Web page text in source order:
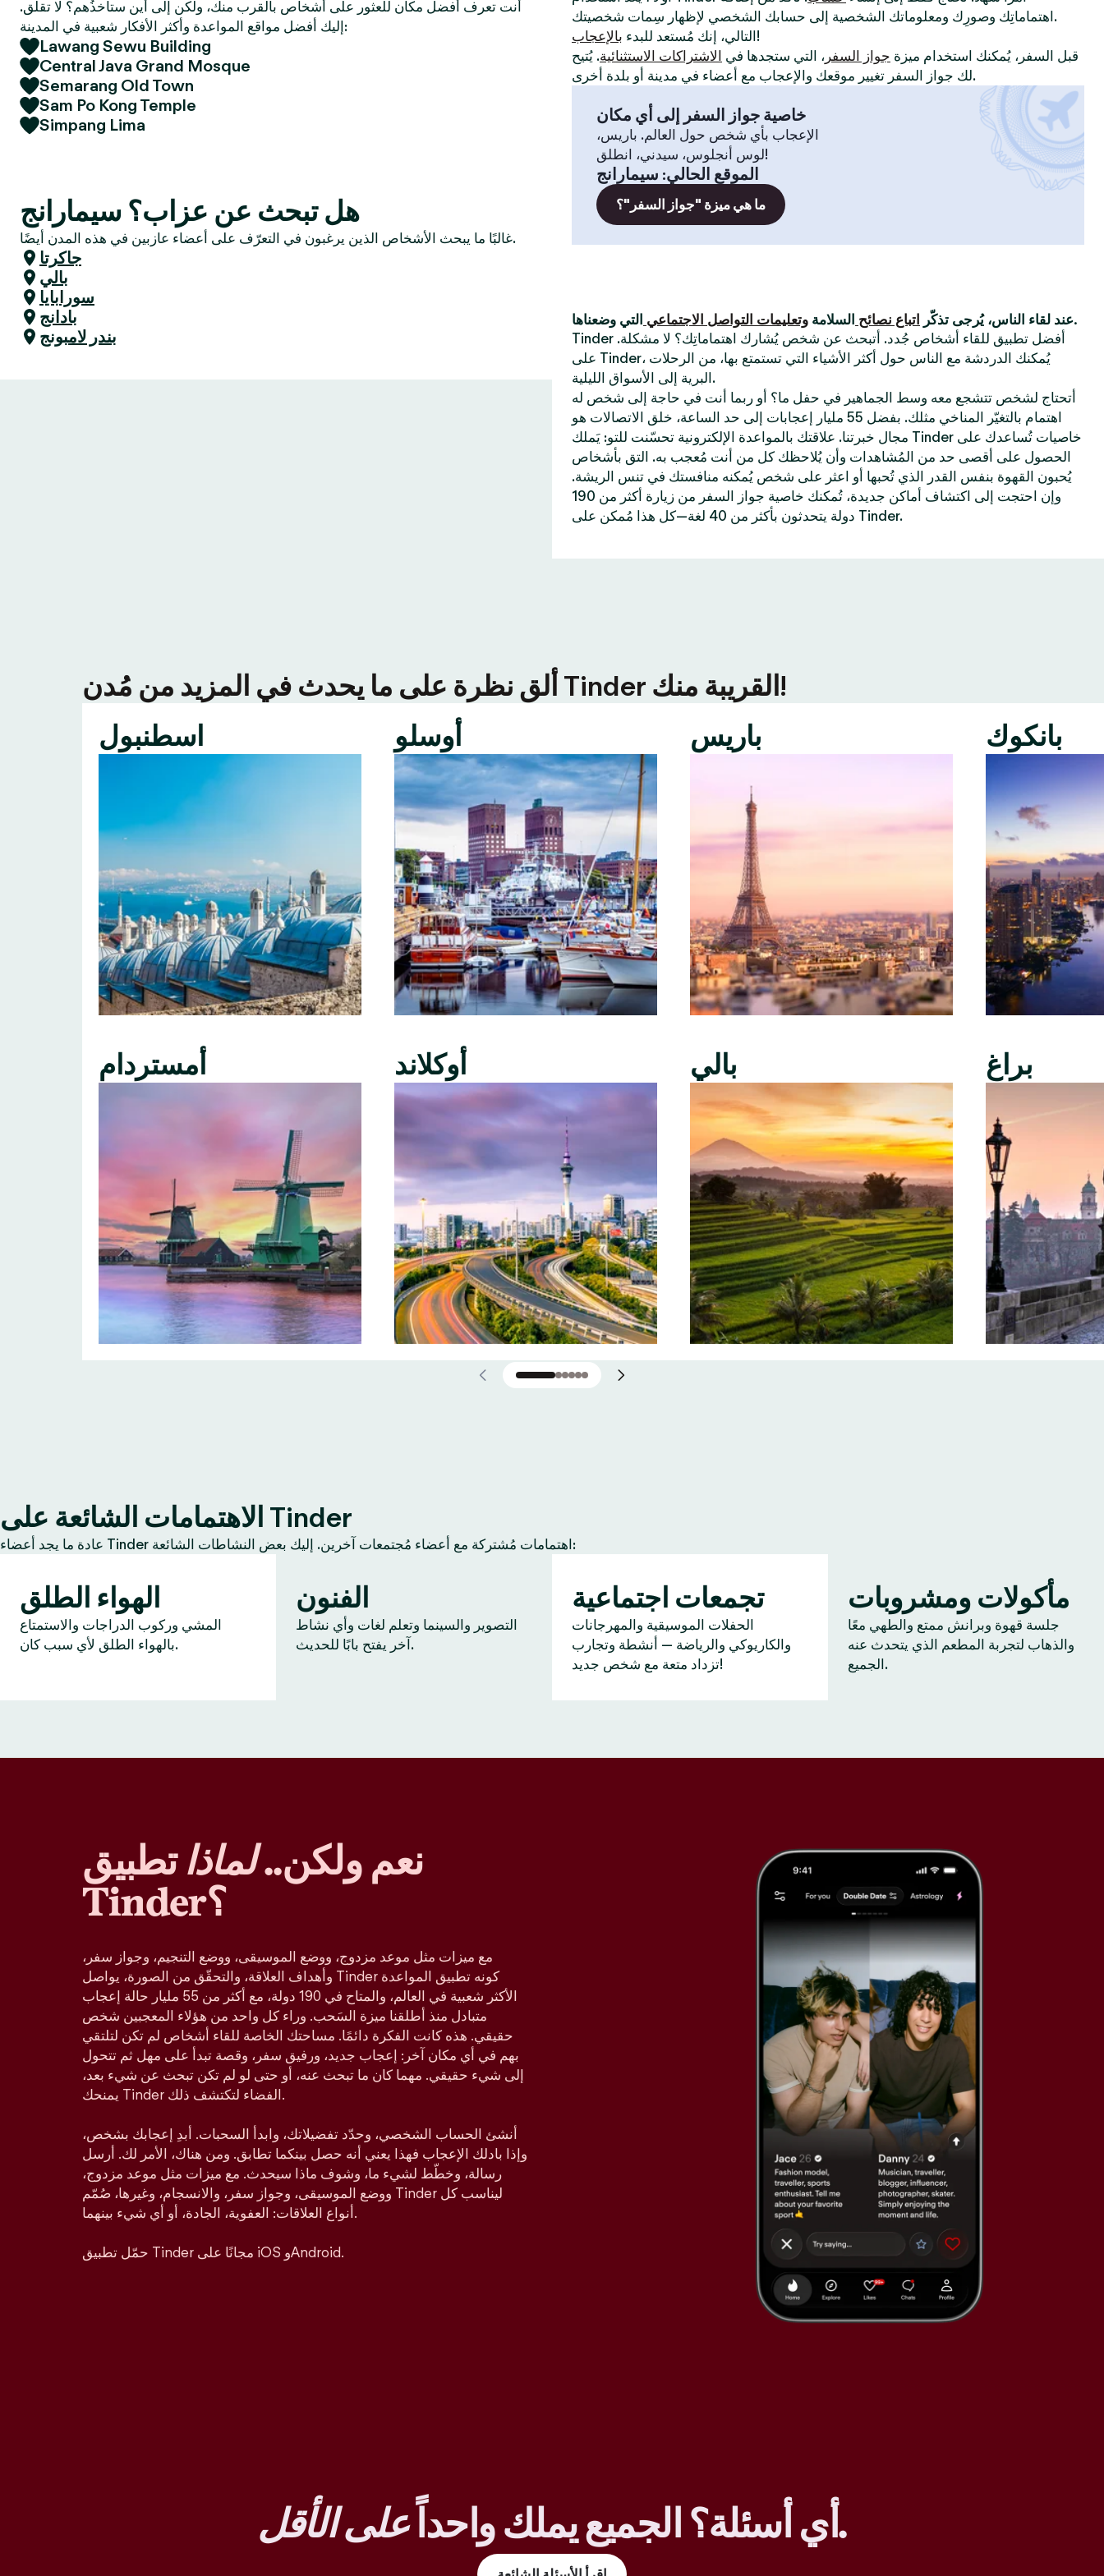
e
r
أنت تعرف أفضل مكان للعثور على أشخاص بالقرب منك، ولكن إلى أين ستأخذُهم؟ لا تقلق.
إليك أفضل مواقع المواعدة وأكثر الأفكار شعبية في المدينة:
Lawang Sewu Building
Central Java Grand Mosque
Semarang Old Town
Sam Po Kong Temple
Simpang Lima
هل تبحث عن عزاب؟ سيمارانج
غالبًا ما يبحث الأشخاص الذين يرغبون في التعرّف على أعضاء عازبين في هذه المدن أيضًا.
جاكرتا
بالي
سورابايا
بادانج
بندر لامبونج
اهتماماتِك وصورِك ومعلوماتك الشخصية إلى حسابك الشخصي لإظهار سِمات شخصيتك.
التالي، إنك مُستعد للبدء بالإعجاب
!
قبل السفر، يُمكنك استخدام ميزة جواز السفر ، التي ستجدها في الاشتراكات الاستثنائية. يُتيح
لك جواز السفر تغيير موقعك والإعجاب مع أعضاء في مدينة أو بلدة أخرى.
خاصية جواز السفر إلى أي مكان
الإعجاب بأي شخص حول العالم. باريس،
لوس أنجلوس، سيدني، انطلق!
الموقع الحالي: سيمارانج
ما هي ميزة "جواز السفر"؟
عند لقاء الناس، يُرجى تذكّر اتباع نصائح السلامة وتعليمات التواصل الاجتماعي
التي وضعناها.
Tinder أفضل تطبيق للقاء أشخاص جُدد. أتبحث عن شخص يُشارك اهتماماتِك؟ لا مشكلة.
على Tinder، يُمكنك الدردشة مع الناس حول أكثر الأشياء التي تستمتع بها، من الرحلات
البرية إلى الأسواق الليلية.
أتحتاج لشخص تتشجع معه وسط الجماهير في حفل ما؟ أو ربما أنت في حاجة إلى شخص له
اهتمام بالتغيّر المناخي مثلك. بفضل 55 مليار إعجابات إلى حد الساعة، خلق الاتصالات هو
مجال خبرتنا. علاقتك بالمواعدة الإلكترونية تحسّنت للتو: يَملك Tinder خاصيات تُساعدك على
الحصول على أقصى حد من المُشاهدات وأن يُلاحظك كل من أنت مُعجب به. التق بأشخاص
يُحبون القهوة بنفس القدر الذي تُحبها أو اعثر على شخص يُمكنه منافستك في تنس الريشة.
وإن احتجت إلى اكتشاف أماكن جديدة، تُمكنك خاصية جواز السفر من زيارة أكثر من 190
دولة يتحدثون بأكثر من 40 لغة—كل هذا مُمكن على Tinder.
ألقِ نظرة على ما يحدث في المزيد من مُدن Tinder القريبة منك!
اسطنبول
أمستردام
أوسلو
أوكلاند
باريس
بالي
بانكوك
براغ
الاهتمامات الشائعة على Tinder
عادة ما يجد أعضاء Tinder اهتمامات مُشتركة مع أعضاء مُجتمعات آخرين. إليك بعض النشاطات الشائعة:
الهواء الطلق
المشي وركوب الدراجات والاستمتاع
بالهواء الطلق لأي سبب كان.
الفنون
التصوير والسينما وتعلم لغات وأي نشاط
آخر يفتح بابًا للحديث.
تجمعات اجتماعية
الحفلات الموسيقية والمهرجانات
والكاريوكي والرياضة — أنشطة وتجارب
تزداد متعة مع شخص جديد!
مأكولات ومشروبات
جلسة قهوة وبرانش ممتع والطهي معًا
والذهاب لتجربة المطعم الذي يتحدث عنه
الجميع.
نعم ولكن..لماذاتطبيق
Tinder؟
مع ميزات مثل موعد مزدوج، ووضع الموسيقى، ووضع التنجيم، وجواز سفر،
وأهداف العلاقة، والتحقّق من الصورة، يواصل Tinder كونه تطبيق المواعدة
الأكثر شعبية في العالم، والمتاح في 190 دولة، مع أكثر من 55 مليار حالة إعجاب
متبادل منذ أطلقنا ميزة السَحب. وراء كل واحد من هؤلاء المعجبين شخص
حقيقي. هذه كانت الفكرة دائمًا. مساحتك الخاصة للقاء أشخاص لم تكن لتلتقي
بهم في أي مكان آخر: إعجاب جديد، ورفيق سفر، وقصة تبدأ على مهل ثم تتحول
إلى شيء حقيقي. مهما كان ما تبحث عنه، أو حتى لو لم تكن تبحث عن شيء بعد،
يمنحك Tinder الفضاء لتكتشف ذلك.
أنشئ الحساب الشخصي، وحدّد تفضيلاتك، وابدأ السحبات. أبدِ إعجابك بشخص،
وإذا بادلك الإعجاب فهذا يعني أنه حصل بينكما تطابق. ومن هناك، الأمر لك. أرسل
رسالة، وخطّط لشيء ما، وشوف ماذا سيحدث. مع ميزات مثل موعد مزدوج،
ووضع الموسيقى، وجواز سفر، والانسجام، وغيرها، صُمّم Tinder ليناسب كل
أنواع العلاقات: العفوية، الجادة، أو أي شيء بينهما.
حمّل تطبيق Tinder مجانًا على iOS وAndroid.
أي أسئلة؟ الجميع يملك واحداً على الأقل .